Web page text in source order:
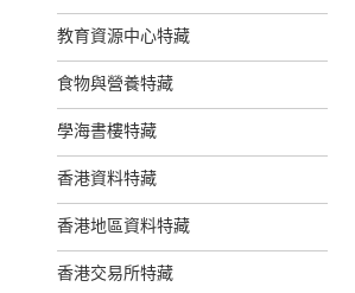
教育資源中心特藏
食物與營養特藏
學海書樓特藏
香港資料特藏
香港地區資料特藏
香港交易所特藏